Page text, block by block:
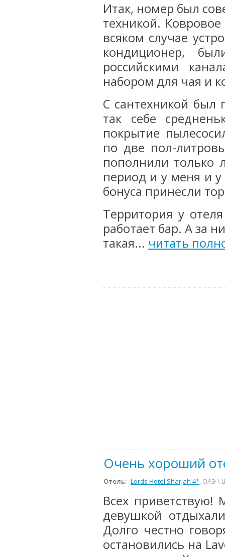
Итак, номер был
техникой.
всяком случае
кондиционер,
российскими
набором для чая и
С сантехникой был
так себе
покрытие
по две пол-
пополнили только
период и у меня и
бонуса принесли
Территория у
работает бар. А за
такая... читать
Очень хороший
Отель: Lords Hotel Sharjah 4*, ОАЭ \
Всех
девушкой
Долго честно
остановились на